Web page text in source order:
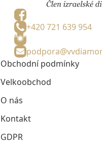
+420 721 639 954
Obchodní podmínky
Velkoobchod
O nás
Kontakt
GDPR